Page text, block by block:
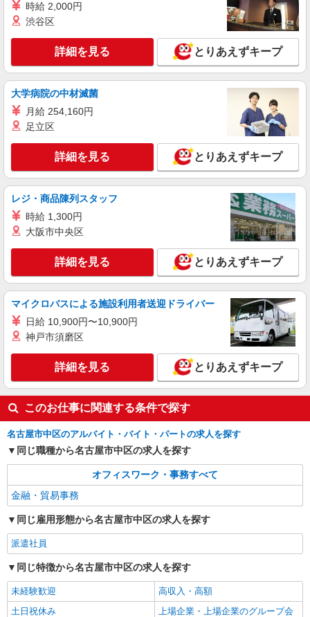
愛知県名古屋市中区／最寄駅：伏見（愛知県）
駅 ●地下鉄桜通線・鶴舞線「丸の内駅」からも
徒歩圏内です
キープ 詳細を見る
派遣社員
パーソルテンプスタッフ株式会社 名古屋コーディネートセンタ
ー/26-0598683
＼損保事務の経験を活かしてキャリアアップ／
直雇実績あり＠久屋大通すぐ
時給1500円〜1550円（経験・能力による） ※
経験に応じて
愛知県名古屋市中区／最寄駅：久屋大通駅、栄
（愛知県）駅 ●桜通線・名鉄瀬戸線も利用でき
詳細を見る
ー/26-0501751
＼栄駅出口30秒！／テンプのスタッフの方も
就業中◎穏やか環境で損保事務♪
時給1550円 【月収例】時給1,550円×7時間15
分×月21日＝235,987円＋残業代
愛知県名古屋市中区／最寄駅：栄（愛知県）
駅、伏見（愛知県）駅 ※地下鉄名城線・名鉄瀬
戸線の利用も便利！地下街出口すぐ
キープ 詳細を見る
派遣社員
パーソルテンプスタッフ株式会社 名古屋コーディネートセンタ
と一緒に働けるので安心です★
時給1700円 【月収例】時給1700円×実働7時間
×月21日＝249,900円
愛知県名古屋市中区／最寄駅：伏見（愛知県）
駅 ●地下鉄桜通線・鶴舞線「丸の内駅」からも
詳細を見る
時給 2,000円
渋谷区
詳細を見る とりあえずキープ
大学病院の中材滅菌
月給 254,160円
足立区
詳細を見る とりあえずキープ
レジ・商品陳列スタッフ
時給 1,300円
大阪市中央区
詳細を見る とりあえずキープ
マイクロバスによる施設利用者送迎ドライバー
日給 10,900円〜10,900円
神戸市須磨区
詳細を見る とりあえずキープ
このお仕事に関連する条件で探す
名古屋市中区のアルバイト・バイト・パートの求人を探す
同じ職種から名古屋市中区の求人を探す
オフィスワーク・事務すべて
金融・貿易事務
同じ雇用形態から名古屋市中区の求人を探す
派遣社員
同じ特徴から名古屋市中区の求人を探す
未経験歓迎
高収入・高額
土日祝休み
上場企業・上場企業のグループ会